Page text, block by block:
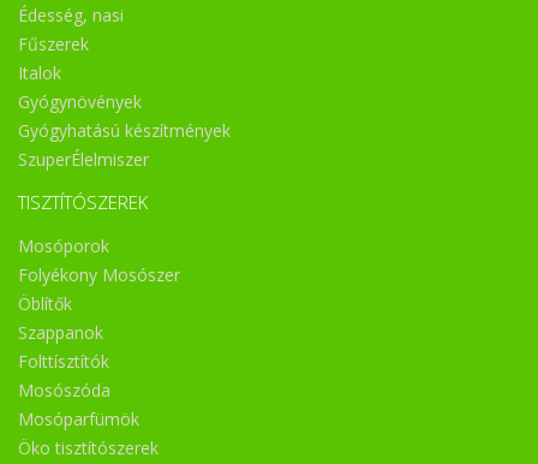
Édesség, nasi
Fűszerek
Italok
Gyógynövények
Gyógyhatású készítmények
SzuperÉlelmiszer
TISZTÍTÓSZEREK
Mosóporok
Folyékony Mosószer
Öblítők
Szappanok
Folttísztítók
Mosószóda
Mosóparfümök
Öko tisztítószerek